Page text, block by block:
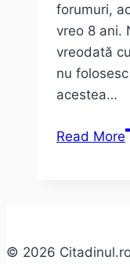
forumuri,
vreo 8 ani.
vreodată
nu
acestea…
Read More
© 2026